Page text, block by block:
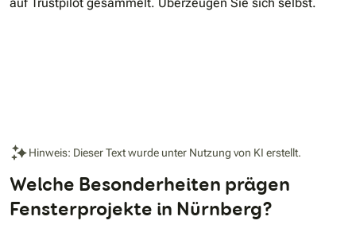
Hinweis: Dieser Text wurde unter Nutzung von KI erstellt.
Welche Besonderheiten prägen
Fensterprojekte in Nürnberg?